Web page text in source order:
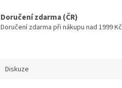
Doručení zdarma (ČR)
Doručení zdarma při nákupu nad 1999 Kč
Diskuze